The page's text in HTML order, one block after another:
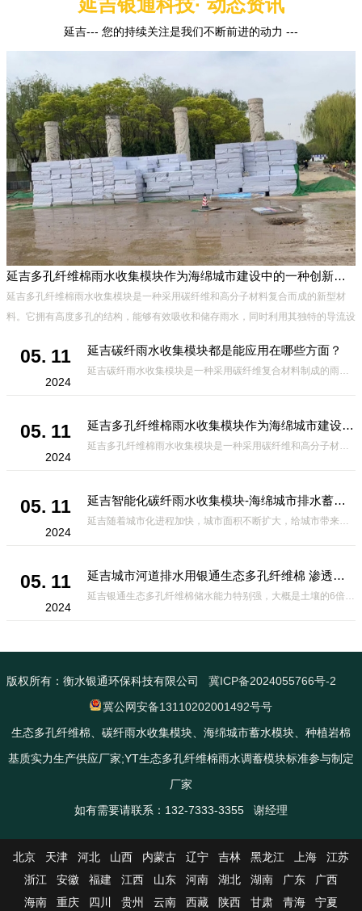
延吉--- 您的持续关注是我们不断前进的动力 ---
延吉多孔纤维棉雨水收集模块作为海绵城市建设中的一种创新材料
延吉多孔纤维棉雨水收集模块是一种采用碳纤维和高分子材料复合而成的新型材
料。它拥有高度多孔的结构，能够有效吸收和储存雨水，同时利用其独特的导流设
05. 11
2024
延吉碳纤雨水收集模块都是能应用在哪些方面？
延吉碳纤雨水收集模块是一种采用碳纤维复合材料制成的雨水收集装置，具有*、环保、可持续等诸多优点。这种模块的设计独特，结构轻巧且强度高，耐腐蚀，能够在各种环境条件下稳定运行。其广泛的应用领域不仅体现在城市规
05. 11
2024
延吉多孔纤维棉雨水收集模块作为海绵城市建设中的一种创新材料
延吉多孔纤维棉雨水收集模块是一种采用碳纤维和高分子材料复合而成的新型材料。它拥有高度多孔的结构，能够有效吸收和储存雨水，同时利用其独特的导流设计，将雨水迅速排出，有效防止城市内涝的发生。此外，该材料还具有
05. 11
2024
延吉智能化碳纤雨水收集模块-海绵城市排水蓄水系统的优选项
延吉随着城市化进程加快，城市面积不断扩大，给城市带来的问题也随之增加。其中之一就是水资源的短缺。雨水收集是一种解决城市水资源短缺的有效途径。在雨水收集技术中，智能化碳纤雨水收集模块的出现，为解决城市水资源
05. 11
2024
延吉城市河道排水用银通生态多孔纤维棉 渗透性好重量轻
延吉银通生态多孔纤维棉储水能力特别强，大概是土壤的6倍，所以在下暴雨或者是严重的雨雪天气时，能将降水量很好的吸收掉，到了天气晴朗之后又会将这些水分蒸发到空气中。这种材料在绿化环保上能起到很大的作用，能够大
版权所有：衡水银通环保科技有限公司
冀ICP备2024055766号-2
冀公网安备13110202001492号号
生态多孔纤维棉、碳纤雨水收集模块、海绵城市蓄水模块、种植岩棉
基质实力生产供应厂家;YT生态多孔纤维棉雨水调蓄模块标准参与制定
厂家
如有需要请联系：132-7333-3355 谢经理
北京 天津 河北 山西 内蒙古 辽宁 吉林 黑龙江 上海
江苏
浙江
安徽 福建 江西 山东 河南 湖北 湖南 广东
广西
海南
重庆 四川 贵州 云南 西藏 陕西 甘肃 青海 宁夏